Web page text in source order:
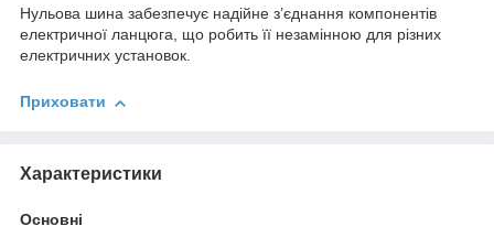
Нульова шина забезпечує надійне з’єднання компонентів
електричної ланцюга, що робить її незамінною для різних
електричних установок.
Приховати
Характеристики
Основні